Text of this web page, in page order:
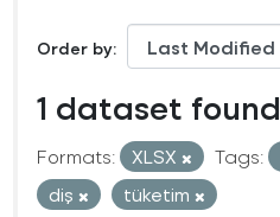
Order by
1 dataset found
Formats: XLSX Tags:
diş
tüketim